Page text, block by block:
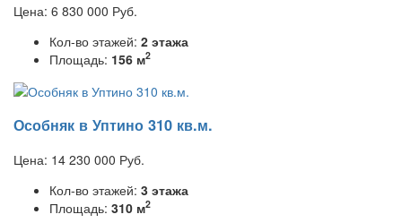
Цена: 6 830 000 Руб.
Кол-во этажей: 2 этажа
Площадь: 156 м2
Особняк в Уптино 310 кв.м.
Цена: 14 230 000 Руб.
Кол-во этажей: 3 этажа
Площадь: 310 м2